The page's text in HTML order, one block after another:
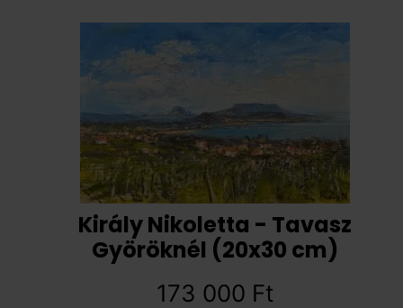
Király Nikoletta - Tavasz
Györöknél (20x30 cm)
173 000 Ft